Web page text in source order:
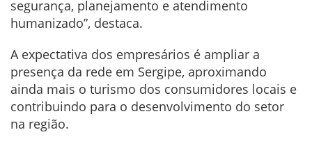
segurança, planejamento e atendimento
humanizado”, destaca.
A expectativa dos empresários é ampliar a
presença da rede em Sergipe, aproximando
ainda mais o turismo dos consumidores locais e
contribuindo para o desenvolvimento do setor
na região.